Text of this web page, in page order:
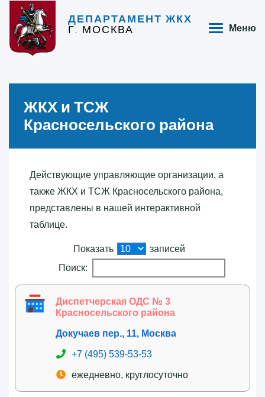
ДЕПАРТАМЕНТ ЖКХ
Г. МОСКВА Меню
ЖКХ и ТСЖ
Красносельского района
Действующие управляющие организации, а
также ЖКХ и ТСЖ Красносельского района,
представлены в нашей интерактивной
таблице.
Показать
записей
Поиск:
Диспетчерская ОДС № 3
Красносельского района
Докучаев пер., 11, Москва
+7 (495) 539-53-53
ежедневно, круглосуточно